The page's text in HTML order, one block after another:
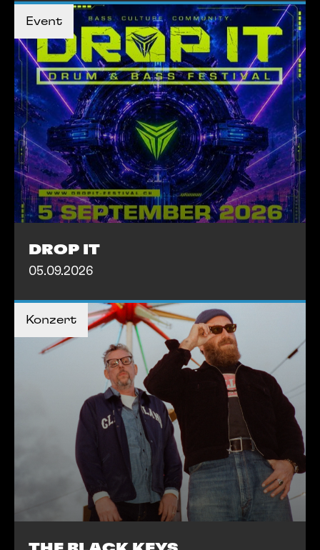
Event
TICKETS KAUFEN
MEHR INFOS
MEHR INFOS
DROP IT
05.09.2026
Konzert
TICKETS KAUFEN
MEHR INFOS
MEHR INFOS